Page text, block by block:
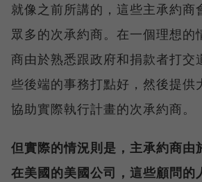
就像之前所講的，這些主承約商
眾多的次承約商。在一個理想的
商由於熟悉跟政府和捐款者打交
些後端的事務打點好，然後提供
協助實際執行計畫的次承約商。
但實際的情況則是，主承約商由
在美國的美國公司，這些顧問的